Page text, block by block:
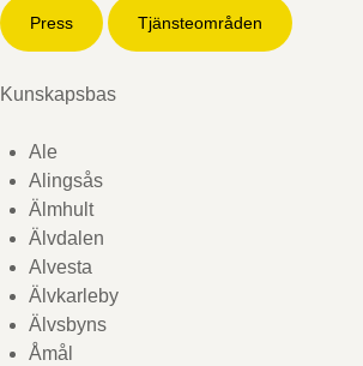
Press Tjänsteområden
Kunskapsbas
Ale
Alingsås
Älmhult
Älvdalen
Alvesta
Älvkarleby
Älvsbyns
Åmål